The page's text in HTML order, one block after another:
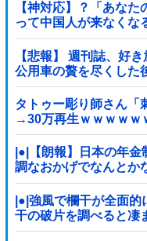
【神対応】？「あな
って中国人が来なく
ｗｗｗｗｗｗｗｗｗｗ
【悲報】 週刊誌、好
公用車の贅を尽くした
の時間「どんどん延び
タトゥー彫り師さん「
→30万再生ｗｗｗｗｗ
|●|【朗報】日本の年
調なおかげでなんとか
|●|強風で欄干が全面
干の破片を調べると